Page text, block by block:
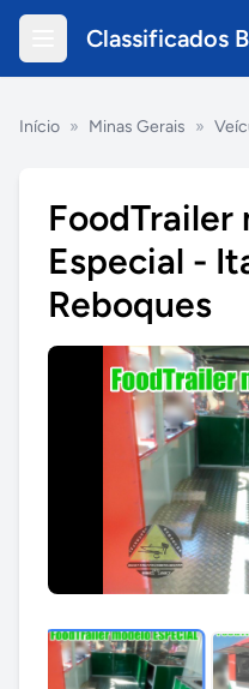
Classificados
Início » Minas Gerais »
FoodTrailer
Especial -
Reboques